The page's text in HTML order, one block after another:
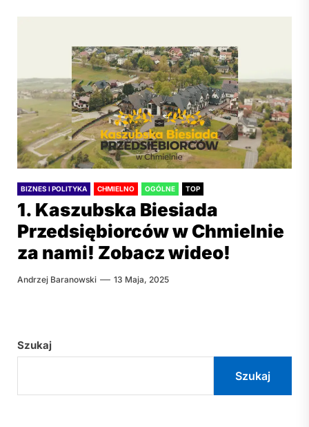
BIZNES I POLITYKA CHMIELNO OGÓLNE TOP
1. Kaszubska Biesiada
Przedsiębiorców w Chmielnie
za nami! Zobacz wideo!
Andrzej Baranowski 13 Maja, 2025
Szukaj
Szukaj